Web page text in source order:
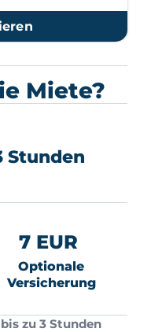
Miete?
Stunden
7 EUR
Optionale
Versicherung
bis zu 3 Stunden